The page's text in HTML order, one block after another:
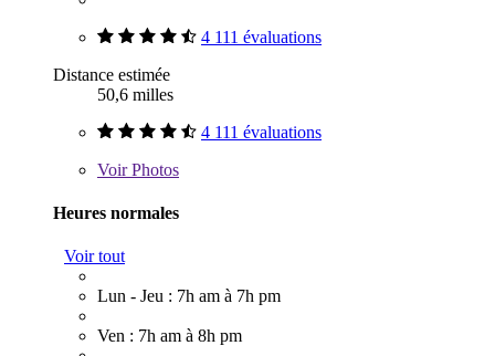
4 111 évaluations
Distance estimée
50,6 milles
4 111 évaluations
VoirPhotos
Heures normales
Voir tout
Lun - Jeu : 7h am à 7h pm
Ven : 7h am à 8h pm